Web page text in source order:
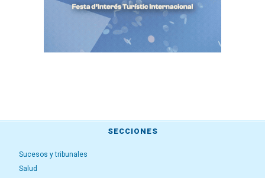
SECCIONES
Sucesos y tribunales
Salud